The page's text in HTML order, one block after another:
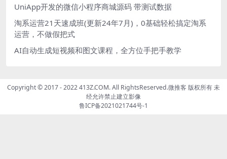
UniApp开发的微信小程序商城源码 带测试数据
淘系运营21天速成班(更新24年7月)，0基础轻松搞定淘系
运营，不做假把式
AI自动生成短视频和图文课程，全方位手把手教学
Copyright © 2017 - 2022 413Z.COM. All RightsReserved.微推客 版权所有 未
经允许禁止建立影像
鲁ICP备2021021744号-1